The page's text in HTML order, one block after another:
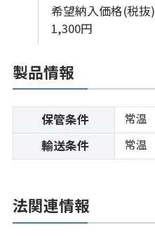
希望納入価格(税抜)
1,300円
製品情報
保管条件 常温
輸送条件 常温
法関連情報